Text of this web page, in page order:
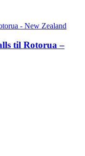
til Rotorua –